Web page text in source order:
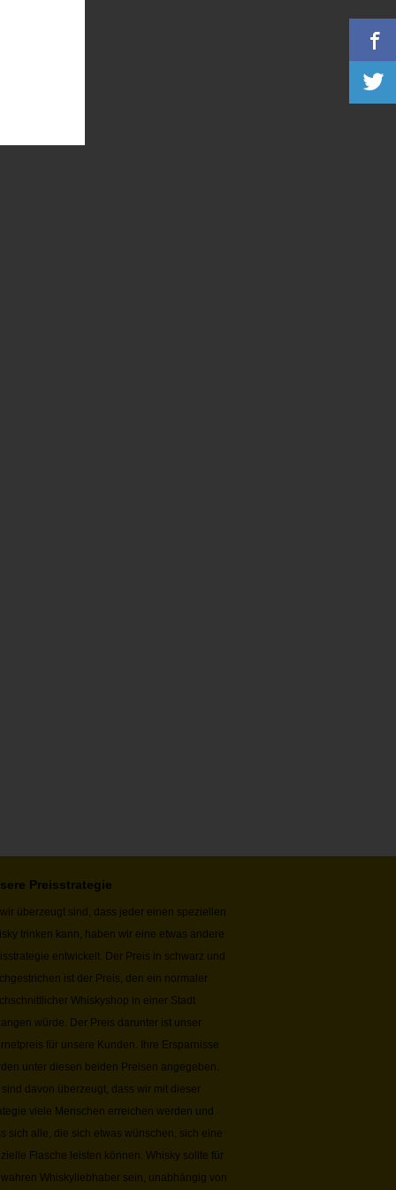
Preisstrategie
überzeugt sind, dass jeder einen speziellen
trinken kann, haben wir eine etwas andere
entwickelt. Der Preis in schwarz und
ist der Preis, den ein normaler
Whiskyshop in einer Stadt
würde. Der Preis darunter ist unser
für unsere Kunden. Ihre Ersparnisse
unter diesen beiden Preisen angegeben.
sind davon überzeugt, dass wir mit dieser
viele Menschen erreichen werden und
sich alle, die sich etwas wünschen, sich eine
Flasche leisten können. Whisky sollte für
Whiskyliebhaber sein, unabhängig von